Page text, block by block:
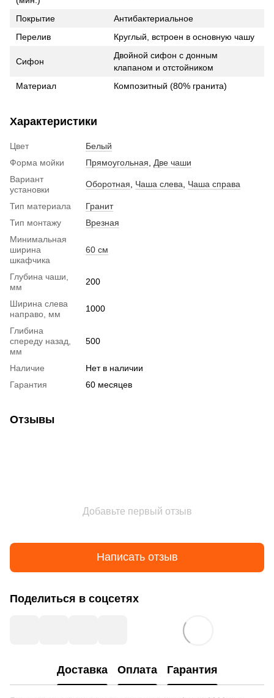
Покрытие
Антибактериальное
Перелив
Круглый, встроен в основную чашу
Сифон
Двойной сифон с донным
клапаном и отстойником
Материал
Композитный (80% гранита)
Характеристики
Цвет
Белый
Форма мойки
Прямоугольная
Две чаши
Вариант
установки
Оборотная Чаша слева Чаша справа
Тип материала
Гранит
Тип монтажу
Врезная
Минимальная
ширина
шкафчика
60 см
Глубина чаши,
мм
200
Ширина слева
направо, мм
1000
Глибина
спереду назад,
мм
500
Наличие
Нет в наличии
Гарантия
60 месяцев
Отзывы
Добавьте первый отзыв
Написать отзыв
Поделиться в соцсетях
Доставка Оплата Гарантия